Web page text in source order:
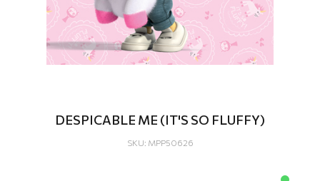
DESPICABLE ME (IT'S SO FLUFFY)
SKU: MPP50626